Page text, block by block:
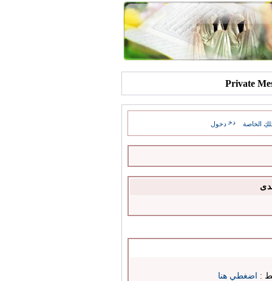
الخاصة دخول
: اضغطي هنا